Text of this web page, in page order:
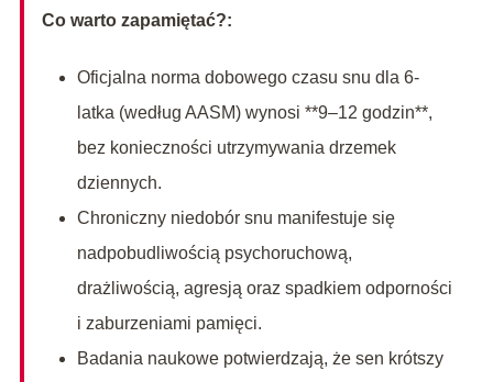
Co warto zapamiętać?:
Oficjalna norma dobowego czasu snu dla 6-
latka (według AASM) wynosi **9–12 godzin**,
bez konieczności utrzymywania drzemek
dziennych.
Chroniczny niedobór snu manifestuje się
nadpobudliwością psychoruchową,
drażliwością, agresją oraz spadkiem odporności
i zaburzeniami pamięci.
Badania naukowe potwierdzają, że sen krótszy